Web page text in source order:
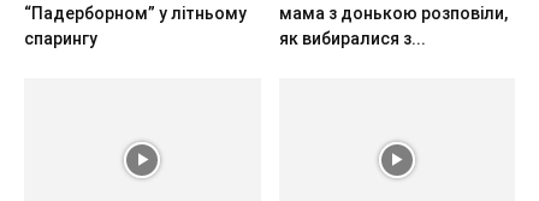
“Падерборном” у літньому
спарингу
мама з донькою розповіли,
як вибиралися з...